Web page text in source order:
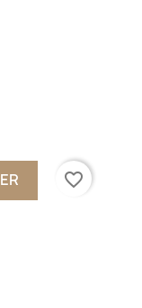
favorite_border